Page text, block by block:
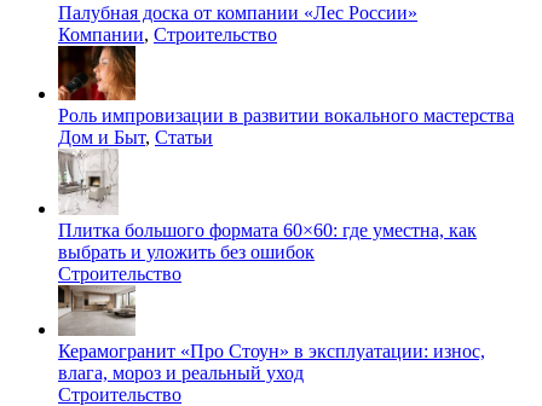
Палубная доска от компании «Лес России»
Компании, Строительство
Роль импровизации в развитии вокального мастерства
Дом и Быт, Статьи
Плитка большого формата 60×60: где уместна, как
выбрать и уложить без ошибок
Строительство
Керамогранит «Про Стоун» в эксплуатации: износ,
влага, мороз и реальный уход
Строительство